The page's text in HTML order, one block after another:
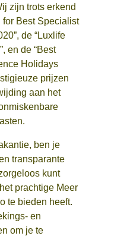
zijn trots erkend
for Best Specialist
de “Luxlife
en de “Best
Holidays
prijzen
aan het
ben je
transparante
kunt
prachtige Meer
te bieden heeft.
en
om je te